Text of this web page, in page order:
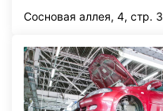
Сосновая аллея, 4, стр. 3